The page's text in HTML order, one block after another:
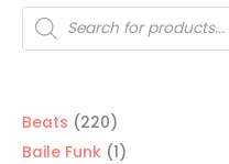
Búsqueda
de
productos
Beats 220220
productos
Baile Funk 11